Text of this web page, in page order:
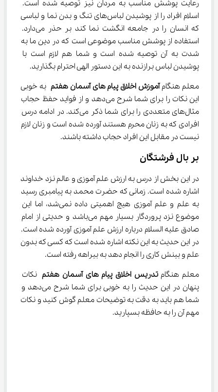
رعایت پوشش مناسب به مردان نیز توصیه شده است.
اسلام افراد را از پوشیدن لباس‌های تنگ و بدن نما و لباسی
که انسان را در جامعه انگشت نما کند بر حذر می‌دارد.
استفاده از پوشش مناسب موضوعی است که در دین ما به
شدت به آن توصیه شده است و شما هم لازم است با
پوشیدن لباس برازنده به این دستور الهی احترام بگذارید.
معلم هنگام آموزش اخلاق پیام‌ های آسمان هفتم
به خوبی
این نکات را برای شما شرح می‌دهد و از فواید حفظ حجاب
مثال‌های متعددی را برای شما ذکر می‌کند. در ادامه درس
افرادی که به زنان محرم هستند آورده شده است و زنان لازم
نیست در مقابل این افراد حجاب داشته باشند.
بر بال فرشتگان
در این بخش از درس به ارزش علم آموزی و عالم نزد خداوند
اشاره شده است. زمانی که حضرت محمد به پیامبری رسید
به علم و علم آموزی هیچ اهمیتی داده نمی‌شد، اما این
موضوع نزد پروردگار بسیار مهم می‌باشد و حدیثی از امام
صادق علیه السلام درباره ارزش علم آموزی آورده شده است.
در این حدیث به این نکته اشاره شده است که کسی که بدون
علم و بینش کاری را انجام دهد به بیراهه رفته است.
معلم هنگام تدریس اخلاق پیام‌ های آسمان هفتم
نکات
پنهان در این حدیث را به خوبی برای شما شرح می‌دهد و
شما هم باید به دقت به توضیحات معلم گوش کنید و نکات
مهم آن را به حافظه بسپارید.